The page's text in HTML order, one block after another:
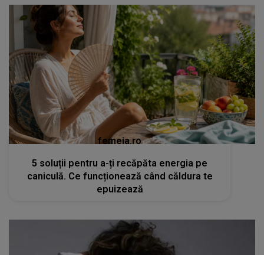
femeia.ro
5 soluții pentru a-ți recăpăta energia pe
caniculă. Ce funcționează când căldura te
epuizează